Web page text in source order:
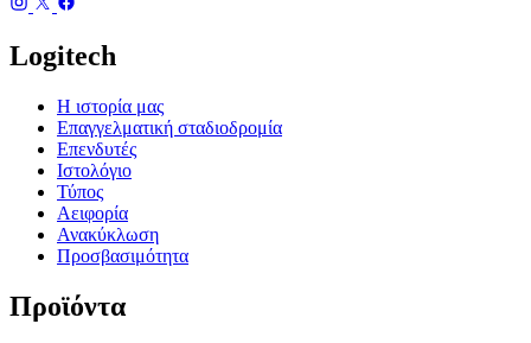
Logitech
Η ιστορία μας
Επαγγελματική σταδιοδρομία
Επενδυτές
Ιστολόγιο
Τύπος
Αειφορία
Ανακύκλωση
Προσβασιμότητα
Προϊόντα